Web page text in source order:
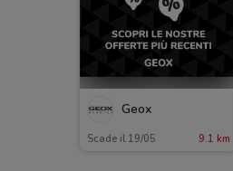
Geox
Scade il 19/05 9.1 km